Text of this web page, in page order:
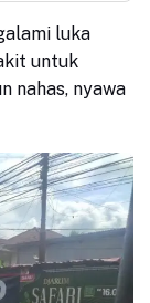
luka
untuk
nahas, nyawa